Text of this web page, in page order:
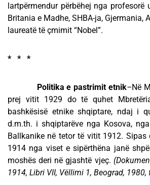
lartpërmendur përbëhej nga
Britania e Madhe, SHBA-ja,
laureatë të çmimit “Nobel”.
* * *
Politika e pastrimit etnik–Në
prej vitit 1929 do të quhet
bashkësisë etnike shqiptare, ndaj i
d.m.th. i shqiptarëve nga Kosova,
Ballkanike në tetor të vitit 1912.
1914 nga viset e sipërthëna janë
moshës deri në gjashtë vjeç.
1914, Libri VII, Vëllimi 1, Beograd, 1980,